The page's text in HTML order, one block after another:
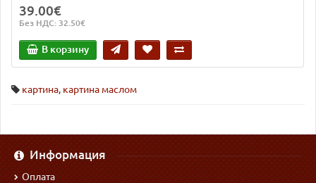
39.00€
Без НДС: 32.50€
В корзину
картина, картина маслом
Информация
Оплата